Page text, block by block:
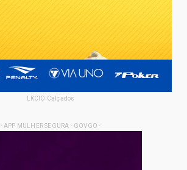
LKCIO Calçados
- APP MULHER SEGURA - GOVGO -